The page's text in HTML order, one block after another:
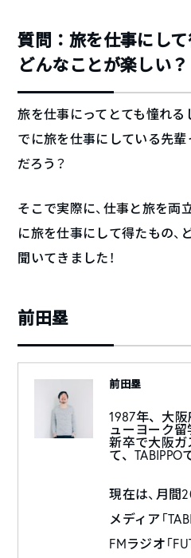
質問：旅を仕事にし
どんなことが楽しい？
旅を仕事にってとても憧れる
でに旅を仕事にしている先輩
だろう？
そこで実際に、仕事と旅を両
に旅を仕事にして得たもの、
聞いてきました！
前田塁
前田塁
1987年、大
ューヨーク留
新卒で大阪
て、TABIPPO
現在は、月間
メディア「
FMラジオ「